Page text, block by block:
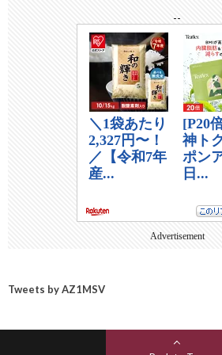
--
Advertisement
Tweets by AZ1MSV